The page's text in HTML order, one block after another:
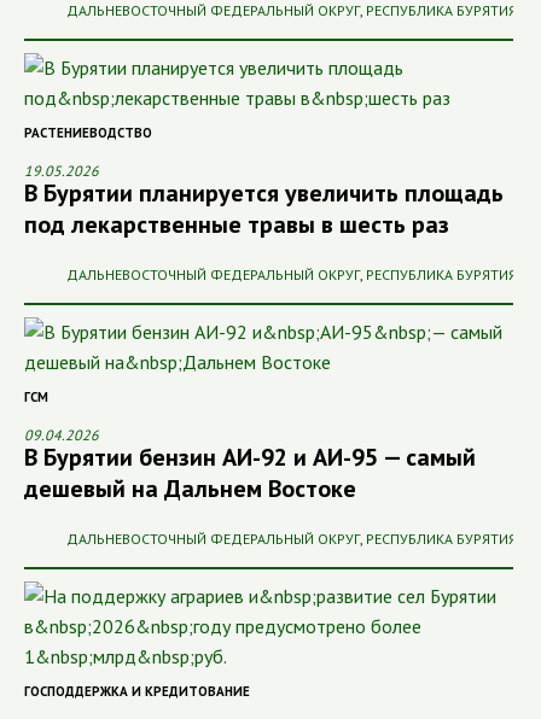
ДАЛЬНЕВОСТОЧНЫЙ ФЕДЕРАЛЬНЫЙ ОКРУГ, РЕСПУБЛИКА БУРЯТИЯ
РАСТЕНИЕВОДСТВО
19.05.2026
В Бурятии планируется увеличить площадь
под лекарственные травы в шесть раз
ДАЛЬНЕВОСТОЧНЫЙ ФЕДЕРАЛЬНЫЙ ОКРУГ, РЕСПУБЛИКА БУРЯТИЯ
ГСМ
09.04.2026
В Бурятии бензин АИ-92 и АИ-95 — самый
дешевый на Дальнем Востоке
ДАЛЬНЕВОСТОЧНЫЙ ФЕДЕРАЛЬНЫЙ ОКРУГ, РЕСПУБЛИКА БУРЯТИЯ
ГОСПОДДЕРЖКА И КРЕДИТОВАНИЕ